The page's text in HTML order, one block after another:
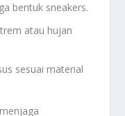
bentuk sneakers.
atau hujan
sesuai material